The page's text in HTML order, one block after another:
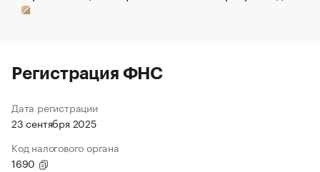
Регистрация ФНС
Дата регистрации
23 сентября 2025
Код налогового органа
1690